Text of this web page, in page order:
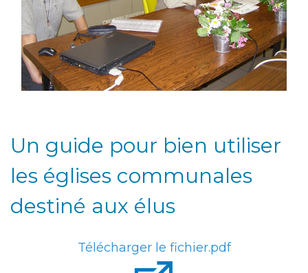
Un guide pour bien utiliser
les églises communales
destiné aux élus
Télécharger le fichier.pdf